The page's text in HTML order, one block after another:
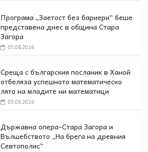
Програма „Заетост без бариери“ беше
представена днес в oбщина Стара
Загора
05.08.2026
Среща с българския посланик в Ханой
отбеляза успешното математическо
лято на младите ни математици
05.08.2026
Държавна опера-Стара Загора и
Вълшебството „На брега на древния
Севтополис“